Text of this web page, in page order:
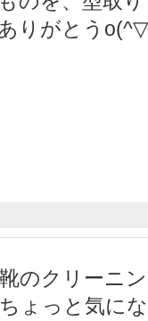
りがとう
のクリーニ
ょっと気に